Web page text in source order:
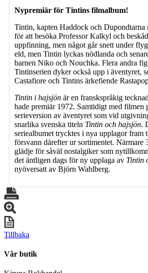
Nypremiär för Tintins filmalbum!
Tintin, kapten Haddock och Dupondtarna
för att besöka Professor Kalkyl och
uppfinning, men något går snett under
eld, men Tintin lyckas nödlanda och
barnen Niko och Nouchka. Flera andra
Tintinserien dyker också upp i äventyret,
Castafiore och Tintins ärkefiende
Tintin i hajsjön är en franskspråkig
hade premiär 1972. Samtidigt med filmen
serieversion av äventyret som vid
snarlika svenska titeln Tintin och hajsjön.
seriealbumet trycktes i nya upplagor fram
försvann därefter ur sortimentet. Närmare
glädje för såväl nostalgiker som
det äntligen dags för ny upplaga av Tintin
nyöversatt av Björn Wahlberg.
Tillbaka
Vår butik